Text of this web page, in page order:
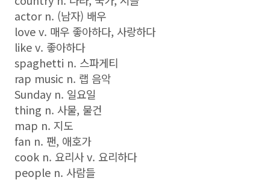
actor n. (남자) 배우
love v. 매우 좋아하다, 사랑하다
like v. 좋아하다
spaghetti n. 스파게티
rap music n. 랩 음악
Sunday n. 일요일
thing n. 사물, 물건
map n. 지도
fan n. 팬, 애호가
cook n. 요리사 v. 요리하다
people n. 사람들